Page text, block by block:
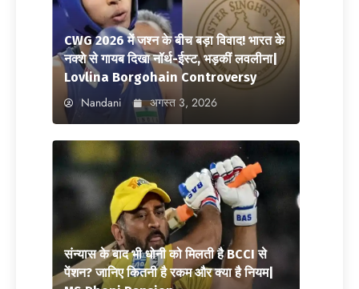
CWG 2026 में जश्न के बीच बड़ा विवाद! भारत के
नक्शे से गायब दिखा नॉर्थ-ईस्ट, भड़कीं लवलीना|
Lovlina Borgohain Controversy
Nandani अगस्त 3, 2026
संन्यास के बाद भी धोनी को मिलती है BCCI से
पेंशन? जानिए कितनी है रकम और क्या है नियम|